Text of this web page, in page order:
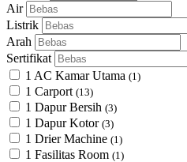
Air
Listrik
Arah
Sertifikat
1 AC Kamar Utama (1)
1 Carport (13)
1 Dapur Bersih (3)
1 Dapur Kotor (3)
1 Drier Machine (1)
1 Fasilitas Room (1)